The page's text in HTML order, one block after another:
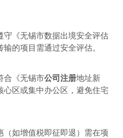
守《无锡市数据出境安全评估
的项目需通过安全评估。
合《无锡市公司注册地址新
心区或集中办公区，避免住宅
（如增值税即征即退）需在项